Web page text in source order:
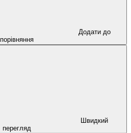
Додати до
порівняння
Швидкий
перегляд